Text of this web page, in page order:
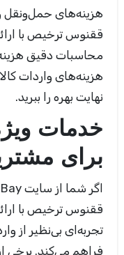
هزینه‌های حمل‌ونقل
ققنوس ترخیص با
محاسبات دقیق
هزینه‌های واردات
نهایت بهره را ببرید.
خدمات
برای
اگر شما از سایت eBay
ققنوس ترخیص با
تجربه‌ای بی‌نظیر از
فراهم می‌کند. برخی